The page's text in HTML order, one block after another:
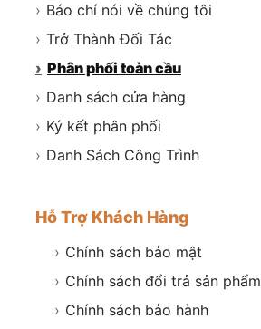
› Báo chí nói về chúng tôi
› Trở Thành Đối Tác
› Phân phối toàn cầu
› Danh sách cửa hàng
› Ký kết phân phối
› Danh Sách Công Trình
Hỗ Trợ Khách Hàng
› Chính sách bảo mật
› Chính sách đổi trả sản phẩm
› Chính sách bảo hành